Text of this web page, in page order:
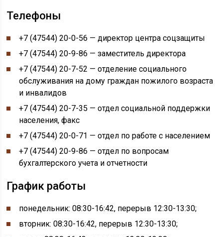
Телефоны
+7 (47544) 20-0-56 — директор центра соцзащиты
+7 (47544) 20-9-86 — заместитель директора
+7 (47544) 20-7-52 — отделение социального
обслуживания на дому граждан пожилого возраста
и инвалидов
+7 (47544) 20-7-35 — отдел социальной поддержки
населения, факс
+7 (47544) 20-0-71 — отдел по работе с населением
+7 (47544) 20-9-86 — отдел по вопросам
бухгалтерского учета и отчетности
График работы
понедельник: 08:30-16:42, перерыв 12:30-13:30;
вторник: 08:30-16:42, перерыв 12:30-13:30;